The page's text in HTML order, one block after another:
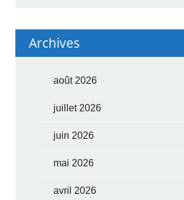
Archives
août 2026
juillet 2026
juin 2026
mai 2026
avril 2026